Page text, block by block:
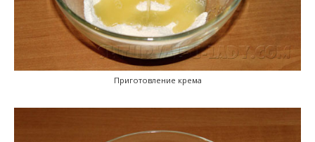
Приготовление крема